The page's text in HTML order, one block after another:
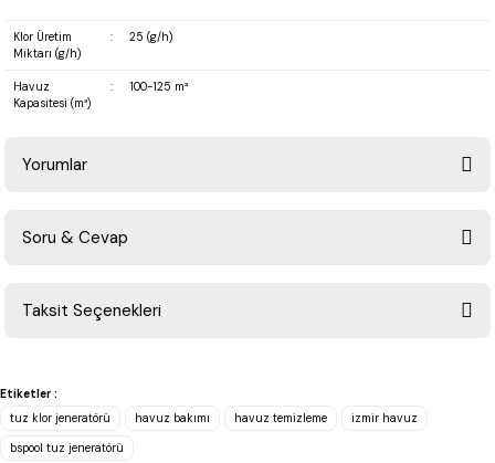
Klor Üretim
Miktarı (g/h)
: 25 (g/h)
Havuz
Kapasitesi (m³)
: 100-125 m³
Yorumlar
Soru & Cevap
Taksit Seçenekleri
Etiketler :
tuz klor jeneratörü
havuz bakımı havuz temizleme izmir havuz
bspool tuz jeneratörü